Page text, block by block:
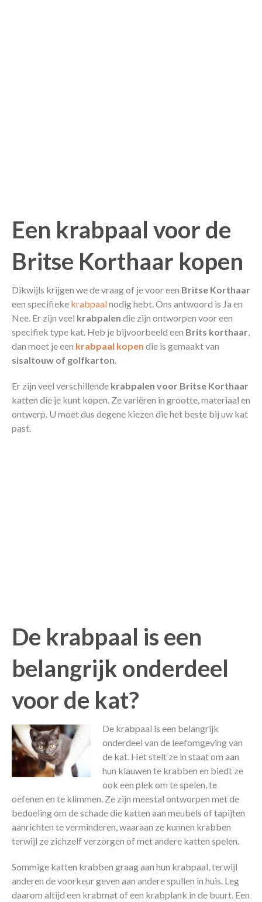
Een krabpaal voor de
Britse Korthaar kopen
Dikwijls krijgen we de vraag of je voor een Britse Korthaar
een specifieke krabpaalnodig hebt. Ons antwoord is Ja en
Nee. Er zijn veel krabpalen die zijn ontworpen voor een
specifiek type kat. Heb je bijvoorbeeld een Brits korthaar,
dan moet je een krabpaal kopen die is gemaakt van
sisaltouw of golfkarton.
Er zijn veel verschillende krabpalen voor Britse Korthaar
katten die je kunt kopen. Ze variëren in grootte, materiaal en
ontwerp. U moet dus degene kiezen die het beste bij uw kat
past.
De krabpaal is een
belangrijk onderdeel
voor de kat?
De krabpaal is een belangrijk
onderdeel van de leefomgeving van
de kat. Het stelt ze in staat om aan
hun klauwen te krabben en biedt ze
ook een plek om te spelen, te
oefenen en te klimmen. Ze zijn meestal ontworpen met de
bedoeling om de schade die katten aan meubels of tapijten
aanrichten te verminderen, waaraan ze kunnen krabben
terwijl ze zichzelf verzorgen of met andere katten spelen.
Sommige katten krabben graag aan hun krabpaal, terwijl
anderen de voorkeur geven aan andere spullen in huis. Leg
daarom altijd een krabmat of een krabplank in de buurt. Een